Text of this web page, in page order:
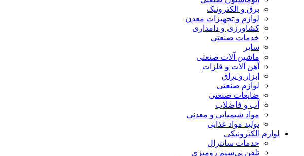
برق و الکترونیک
لوازم و تجهیزات معدن
کشاورزی و دامداری
خدمات صنعتی
سایر
ماشین آلات صنعتی
آهن آلات و فلزات
ابزار و یراق
لوازم صنعتی
ضایعات صنعتی
آب و فاضلاب
مواد شیمیایی و معدنی
تولید مواد غذایی
لوازم الکترونیکی
خدمات سانترال
تلفن بی‌سیم رومیزی